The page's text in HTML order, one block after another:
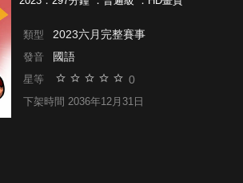
類型 2023六月完整賽事
發音 國語
星等 0
下架時間 2036年12月31日